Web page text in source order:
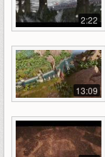
2:22
13:09